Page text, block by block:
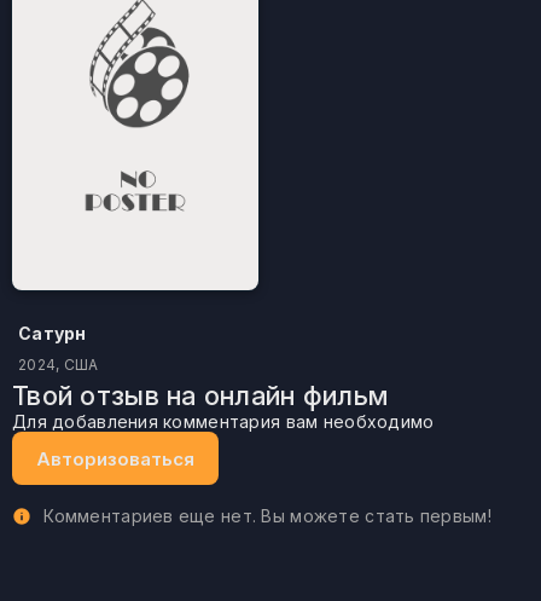
Сатурн
2024, США
Твой отзыв на онлайн фильм
Для добавления комментария вам необходимо
Авторизоваться
Комментариев еще нет. Вы можете стать первым!